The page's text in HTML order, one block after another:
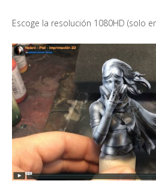
Escoge la resolución 1080HD (solo